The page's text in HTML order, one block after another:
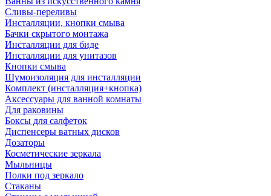
Сливы-переливы
Инсталляции, кнопки смыва
Бачки скрытого монтажа
Инсталляции для биде
Инсталляции для унитазов
Кнопки смыва
Шумоизоляция для инсталляции
Комплект (инсталляция+кнопка)
Аксессуары для ванной комнаты
Для раковины
Боксы для салфеток
Диспенсеры ватных дисков
Дозаторы
Косметические зеркала
Мыльницы
Полки под зеркало
Стаканы